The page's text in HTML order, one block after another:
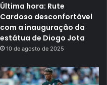
Última hora: Rute
Cardoso desconfortável
com a inauguração da
estátua de Diogo Jota
10 de agosto de 2025